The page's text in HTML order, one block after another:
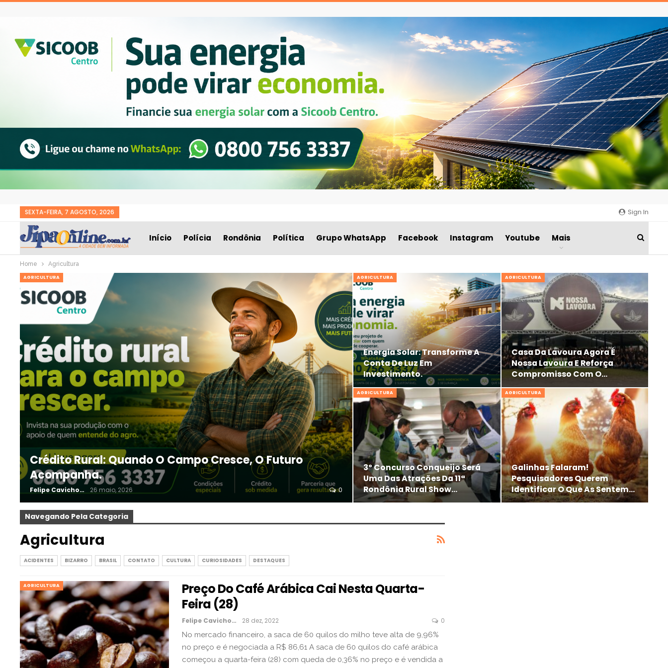
Sign In
SEXTA-FEIRA, 7 AGOSTO, 2026
Início Polícia Rondônia Política Grupo WhatsApp Facebook Instagram Youtube Mais
Home Agricultura
AGRICULTURA
Crédito Rural: Quando O Campo Cresce, O Futuro
Acompanha.
Felipe Cavichon 26 maio, 2026 0
AGRICULTURA
Energia Solar: Transforme A
Conta De Luz Em
Investimento.
AGRICULTURA
Casa Da Lavoura Agora É
Nossa Lavoura E Reforça
Compromisso Com O…
AGRICULTURA
3º Concurso Conqueijo Será
Uma Das Atrações Da 11ª
Rondônia Rural Show…
AGRICULTURA
Galinhas Falaram!
Pesquisadores Querem
Identificar O Que As Sentem…
Navegando Pela Categoria
Agricultura
ACIDENTES BIZARRO BRASIL CONTATO CULTURA CURIOSIDADES DESTAQUES
AGRICULTURA
Preço Do Café Arábica Cai Nesta Quarta-
Feira (28)
Felipe Cavichon 28 dez, 2022 0
No mercado financeiro, a saca de 60 quilos do milho teve alta de 9,96%
no preço e é negociada a R$ 86,61 A saca de 60 quilos do café arábica
começou a quarta-feira (28) com queda de 0,36% no preço e é vendida a